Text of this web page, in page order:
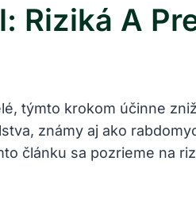
Riziká A
týmto krokom účinne
známy aj ako
článku sa pozrieme na